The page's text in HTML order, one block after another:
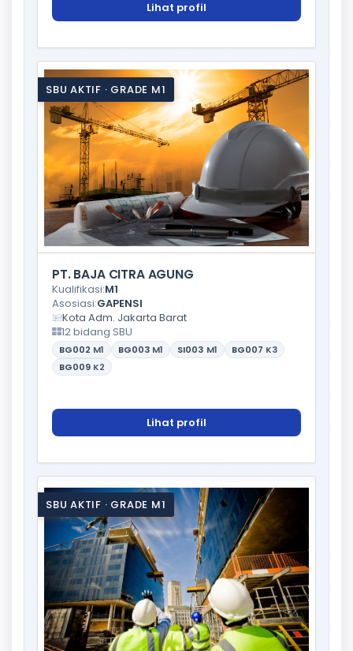
Lihat profil
SBU AKTIF · GRADE M1
PT. BAJA CITRA AGUNG
Kualifikasi:M1
Asosiasi:GAPENSI
Kota Adm. Jakarta Barat
12 bidang SBU
BG002 M1 BG003 M1 SI003 M1 BG007 K3
BG009 K2
Lihat profil
SBU AKTIF · GRADE M1